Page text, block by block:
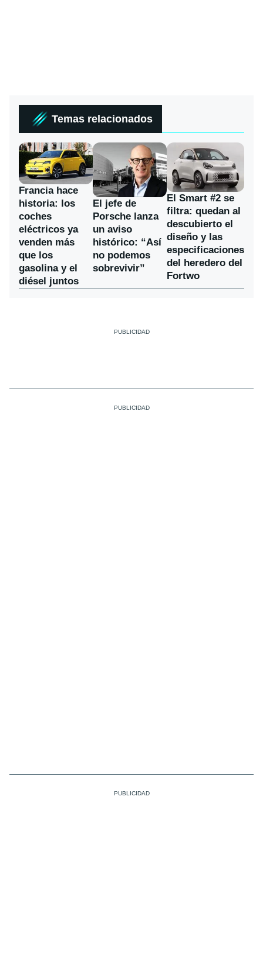
Temas relacionados
Francia hace
historia: los
coches
eléctricos ya
venden más
que los
gasolina y el
diésel juntos
El jefe de
Porsche lanza
un aviso
histórico: “Así
no podemos
sobrevivir”
El Smart #2 se
filtra: quedan al
descubierto el
diseño y las
especificaciones
del heredero del
Fortwo